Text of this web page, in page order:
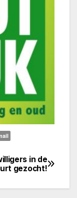
in de
gezocht!